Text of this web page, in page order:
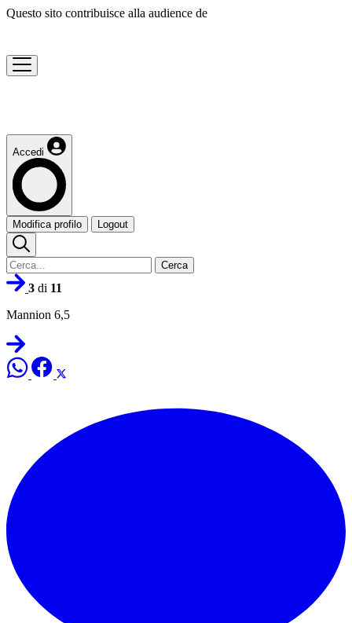
Questo sito contribuisce alla audience de
Accedi
Modifica profilo Logout
Cerca
3 di 11
Mannion 6,5